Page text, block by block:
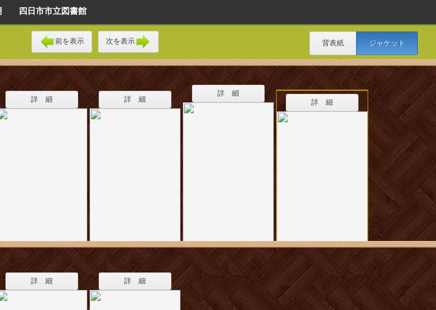
四日市市立図書館
前を表示 次を表示 背表紙 ジャケット
詳 細 詳 細
詳 細
詳 細
詳 細 詳 細